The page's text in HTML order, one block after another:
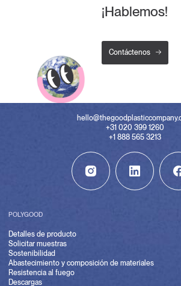
¡Hablemos!
Contáctenos
+31 020 399 1260
+1 888 565 3213
POLYGOOD
Detalles de producto
Solicitar muestras
Sostenibilidad
Abastecimiento y composición de materiales
Resistencia al fuego
Descargas